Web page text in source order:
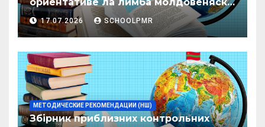
ориентативе ла лимба молдовеняскэ
пентру елевий класелор примаре але
организациилор де ынвэцэмынт
17.07.2026 SCHOOLPMR
МЕТОДИЧЕСКИЕ РЕКОМЕНДАЦИИ (НШ)
Збірник приблизних контрольних